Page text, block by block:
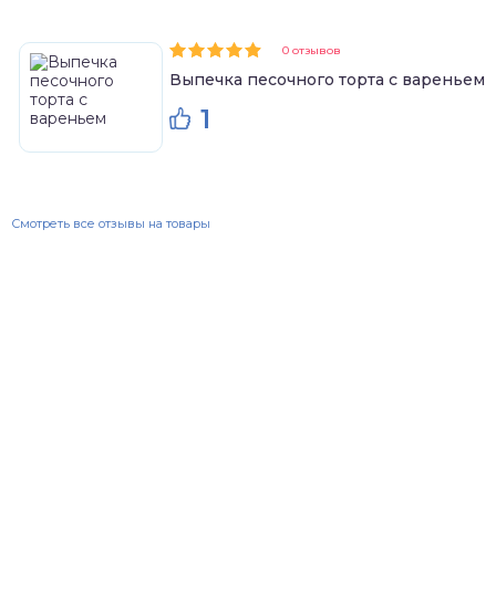
0 отзывов
Выпечка песочного торта с вареньем
1
Смотреть все отзывы на товары